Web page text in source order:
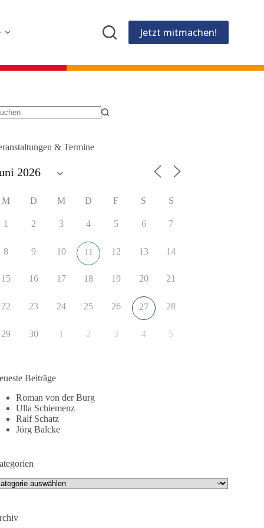
Jetzt mitmachen!
& Termine
M D M D F S S
1 2 3 4 5 6 7
8 9 10 11 12 13 14
15 16 17 18 19 20 21
22 23 24 25 26 27 28
29 30 1 2 3 4 5
Beiträge
Roman von der Burg
Ulla Schiemenz
Ralf Schatz
Jörg Balcke